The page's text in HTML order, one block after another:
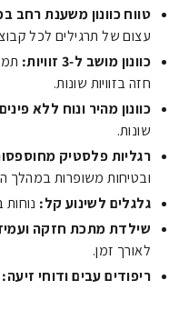
טווח כוונון משענת רחב במיוחד
עצום של תרגילים לכל
כוונון מושב ל-3 זוויות:
חזה בזוויות שונות.
כוונון מהיר ונוח ללא
שונות.
רגליות פלסטיק
ובטיחות משופרות במהלך
גלגלים לשינוע קל:
שילדת מתכת חזקה
לאורך זמן.
ריפודים עבים ודוחי זיעה: